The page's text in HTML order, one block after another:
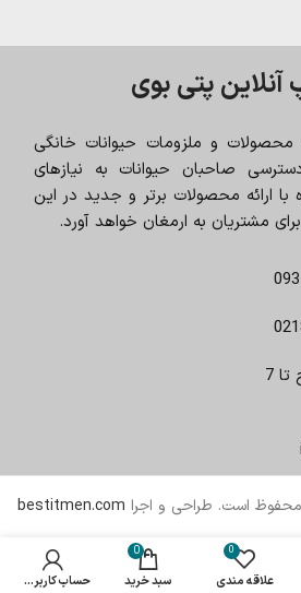
پتی بوی
محصولات و ملزومات حیوانات خانگی
صاحبان حیوانات به نیازهای
با ارائه محصولات برتر و جدید در این
مشتریان به ارمغان خواهد آورد.
(ساعت پاسخ گویی 9صبح تا 7
bestitmen.com
0
علاقه مندی
0
سبد خرید حساب کاربری من